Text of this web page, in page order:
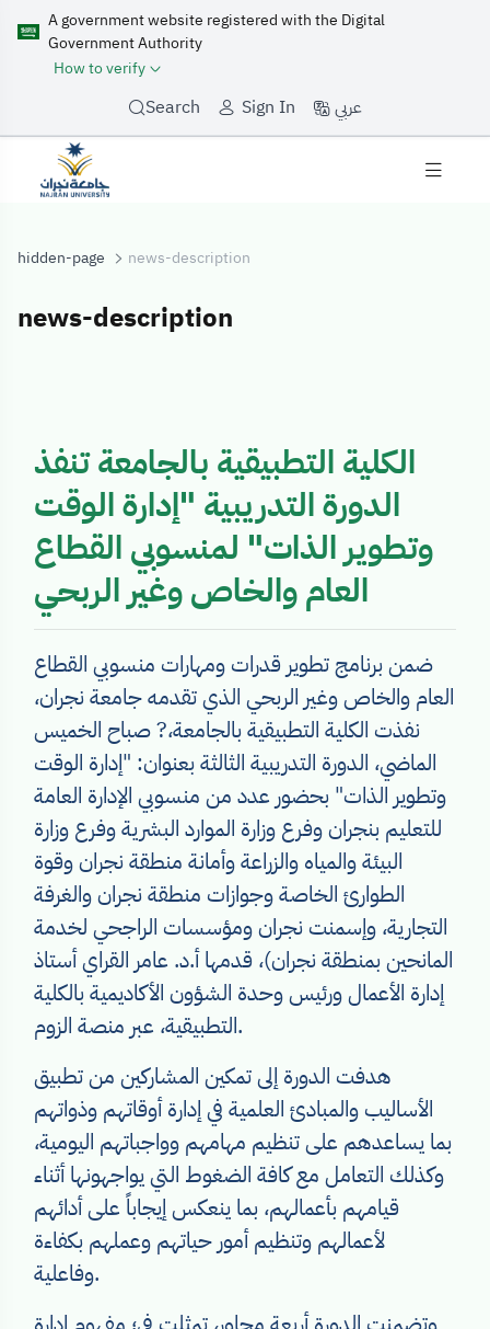
A government website registered with the Digital
Government Authority
How to verify
Search Sign In عربي
hidden-page news-description
news-description
news-
الدورة التدريبية "إدارة الوقت
وتطوير الذات" لمنسوبي القطاع
العام والخاص وغير الربحي
العام والخاص وغير الربحي الذي تقدمه جامعة نجران،
نفذت الكلية التطبيقية بالجامعة،? صباح الخميس
الماضي، الدورة التدريبية الثالثة بعنوان: "إدارة الوقت
وتطوير الذات" بحضور عدد من منسوبي الإدارة العامة
للتعليم بنجران وفرع وزارة الموارد البشرية وفرع وزارة
البيئة والمياه والزراعة وأمانة منطقة نجران وقوة
الطوارئ الخاصة وجوازات منطقة نجران والغرفة
التجارية، وإسمنت نجران ومؤسسات الراجحي لخدمة
المانحين بمنطقة نجران)، قدمها أ.د. عامر القراي أستاذ
إدارة الأعمال ورئيس وحدة الشؤون الأكاديمية بالكلية
التطبيقية، عبر منصة الزوم.
الأساليب والمبادئ العلمية في إدارة أوقاتهم وذواتهم
بما يساعدهم على تنظيم مهامهم وواجباتهم اليومية،
وكذلك التعامل مع كافة الضغوط التي يواجهونها أثناء
قيامهم بأعمالهم، بما ينعكس إيجاباً على أدائهم
لأعمالهم وتنظيم أمور حياتهم وعملهم بكفاءة
وفاعلية.